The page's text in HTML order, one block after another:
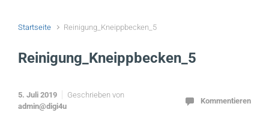
Startseite Reinigung_Kneippbecken_5
Reinigung_Kneippbecken_5
5. Juli 2019
Geschrieben von
admin@digi4u
Kommentieren